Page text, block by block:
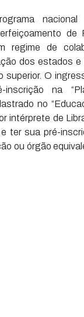
nacional
de
regime de
dos estados e
superior. O
na
no
intérprete de
ter sua pré-
ou órgão